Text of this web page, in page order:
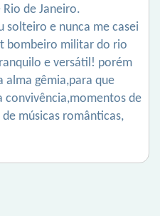
Rio de Janeiro.
solteiro e nunca me casei
bombeiro militar do rio
e versátil! porém
alma gêmia,para que
convivência,momentos de
músicas românticas,